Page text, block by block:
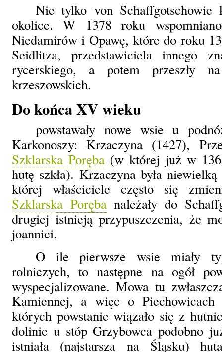
Nie tylko von Schaffgotschowie
okolice. W 1378 roku
Niedamirów i Opawę, które do roku
Seidlitza, przedstawiciela innego
rycerskiego, a potem przeszły na
krzeszowskich.
Do końca XV wieku
powstawały nowe wsie u
Karkonoszy: Krzaczyna (1427),
Szklarska Poręba (w której już w
hutę szkła). Krzaczyna była
której właściciele często się
Szklarska Poręba należały do
drugiej istnieją przypuszczenia, że
joannici.
O ile pierwsze wsie miały
rolniczych, to następne na ogół
wyspecjalizowane. Mowa tu
Kamiennej, a więc o
których powstanie wiązało się z
dolinie u stóp Grzybowca podobno
istniała (najstarsza na Śląsku)